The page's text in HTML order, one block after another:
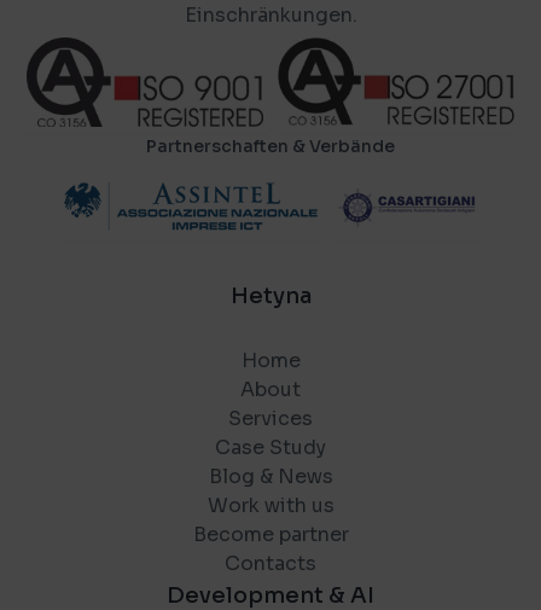
Einschränkungen.
Partnerschaften & Verbände
Hetyna
Home
About
Services
Case Study
Blog & News
Work with us
Become partner
Contacts
Development & AI